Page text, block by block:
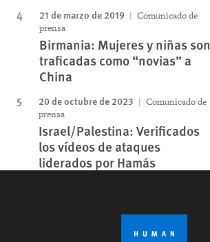
21 de marzo de 2019
Comunicado de
prensa
Birmania: Mujeres y niñas son
traficadas como “novias” a
China
20 de octubre de 2023
Comunicado de
prensa
Israel/Palestina: Verificados
los vídeos de ataques
liderados por Hamás